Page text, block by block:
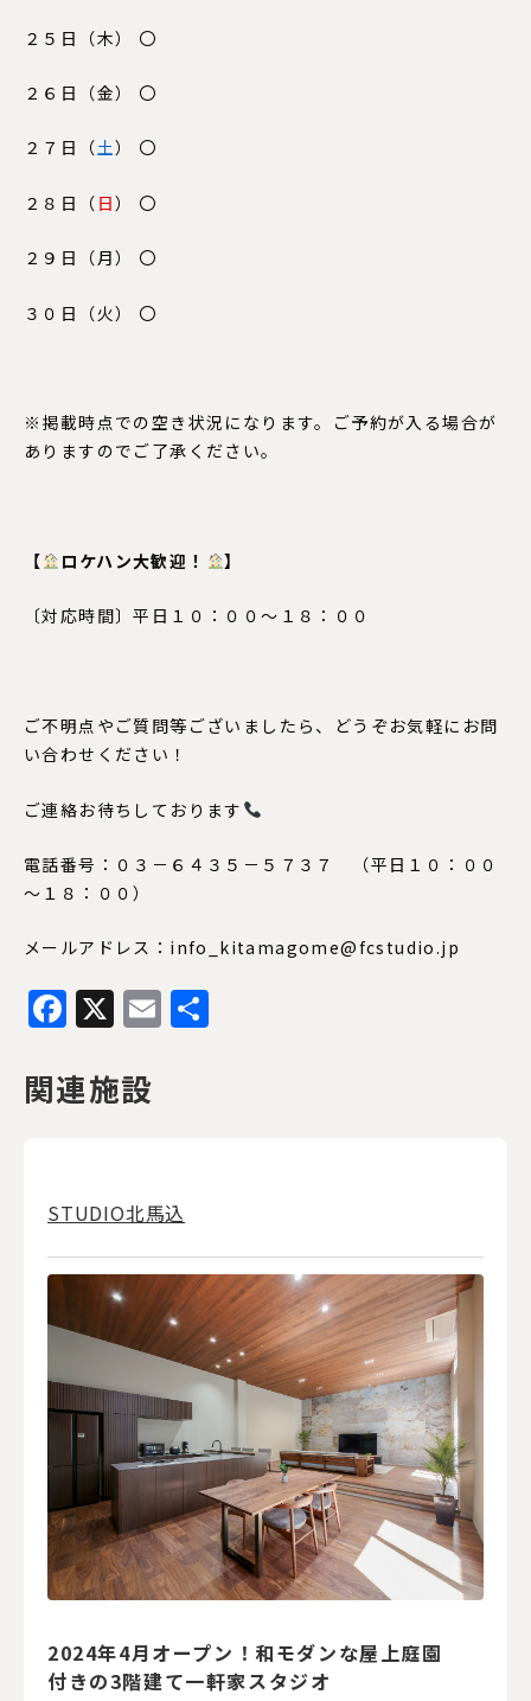
２５日（木） 〇
２６日（金） 〇
２７日（土） 〇
２８日（ 日） 〇
２９日（月） 〇
３０日（火） 〇
※掲載時点での空き状況になります。ご予約が入る場合が
ありますのでご了承ください。
【 ロケハン大歓迎！ 】
〔対応時間〕平日１０：００～１８：００
ご不明点やご質問等ございましたら、どうぞお気軽にお問
い合わせください！
ご連絡お待ちしております
電話番号：０３－６４３５－５７３７ （平日１０：００
～１８：００）
メールアドレス：info_kitamagome@fcstudio.jp
Facebook
X Email
関連施設
STUDIO北馬込
2024年4月オープン！和モダンな屋上庭園
付きの3階建て一軒家スタジオ